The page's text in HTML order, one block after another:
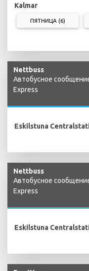
Kalmar
ПЯТНИЦА (6)
Nettbuss
Автобусное
Express
Eskilstuna
Nettbuss
Автобусное
Express
Eskilstuna